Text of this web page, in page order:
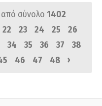
από σύνολο 1402
22 23 24 25
26
34 35 36 37
38
46 47 48 ›